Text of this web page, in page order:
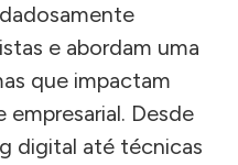
e abordam uma
que impactam
Desde
digital até técnicas